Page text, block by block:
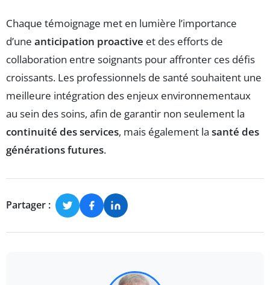
Chaque témoignage met en lumière l’importance
d’une anticipation proactive et des efforts de
collaboration entre soignants pour affronter ces défis
croissants. Les professionnels de santé souhaitent une
meilleure intégration des enjeux environnementaux
au sein des soins, afin de garantir non seulement la
continuité des services, mais également la santé des
générations futures.
Partager :